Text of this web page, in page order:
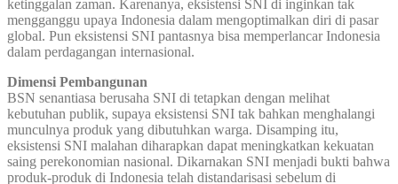
ketinggalan zaman. Karenanya, eksistensi SNI di inginkan tak
mengganggu upaya Indonesia dalam mengoptimalkan diri di pasar
global. Pun eksistensi SNI pantasnya bisa memperlancar Indonesia
dalam perdagangan internasional.
Dimensi Pembangunan
BSN senantiasa berusaha SNI di tetapkan dengan melihat
kebutuhan publik, supaya eksistensi SNI tak bahkan menghalangi
munculnya produk yang dibutuhkan warga. Disamping itu,
eksistensi SNI malahan diharapkan dapat meningkatkan kekuatan
saing perekonomian nasional. Dikarnakan SNI menjadi bukti bahwa
produk-produk di Indonesia telah distandarisasi sebelum di